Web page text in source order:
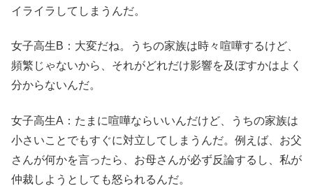
イライラしてしまうんだ。
女子高生B：大変だね。うちの家族は時々喧嘩するけど、
頻繁じゃないから、それがどれだけ影響を及ぼすかはよく
分からないんだ。
女子高生A：たまに喧嘩ならいいんだけど、うちの家族は
小さいことでもすぐに対立してしまうんだ。例えば、お父
さんが何かを言ったら、お母さんが必ず反論するし、私が
仲裁しようとしても怒られるんだ。